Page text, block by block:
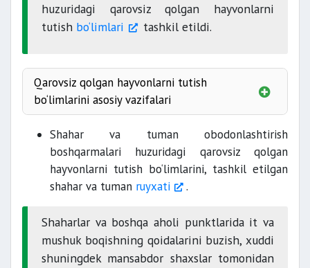
huzuridagi qarovsiz qolgan hayvonlarni
tutish bo‘limlari tashkil etildi.
Qarovsiz qolgan hayvonlarni tutish
bo‘limlarini asosiy vazifalari
Shahar va tuman obodonlashtirish
boshqarmalari huzuridagi qarovsiz qolgan
hayvonlarni tutish bo‘limlarini, tashkil etilgan
shahar va tuman ruyxati .
Shaharlar va boshqa aholi punktlarida it va
mushuk boqishning qoidalarini buzish, xuddi
shuningdek mansabdor shaxslar tomonidan